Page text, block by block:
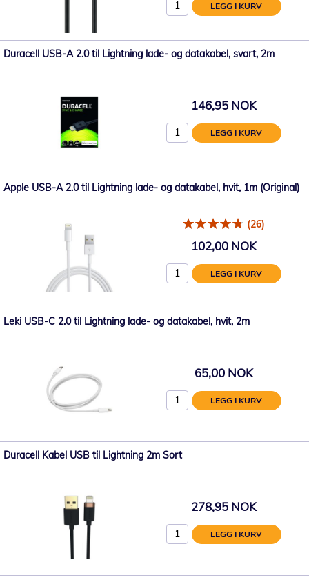
LEGG I KURV
Duracell USB-A 2.0 til Lightning lade- og datakabel, svart, 2m
146,95 NOK
LEGG I KURV
Apple USB-A 2.0 til Lightning lade- og datakabel, hvit, 1m (Original)
(26)
102,00 NOK
LEGG I KURV
Leki USB-C 2.0 til Lightning lade- og datakabel, hvit, 2m
65,00 NOK
LEGG I KURV
Duracell Kabel USB til Lightning 2m Sort
278,95 NOK
LEGG I KURV